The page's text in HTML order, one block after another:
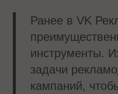
Ранее в VK
инструменты.
задачи
кампаний,